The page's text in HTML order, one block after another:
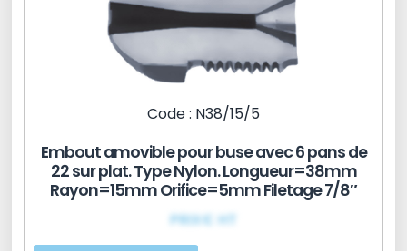
Code : N38/15/5
Embout amovible pour buse avec 6 pans de
22 sur plat. Type Nylon. Longueur=38mm
Rayon=15mm Orifice=5mm Filetage 7/8″
PRIX€ HT